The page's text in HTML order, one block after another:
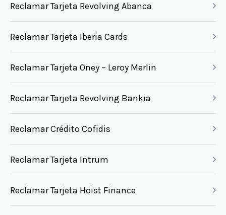
Reclamar Tarjeta Revolving Abanca
Reclamar Tarjeta Iberia Cards
Reclamar Tarjeta Oney – Leroy Merlin
Reclamar Tarjeta Revolving Bankia
Reclamar Crédito Cofidis
Reclamar Tarjeta Intrum
Reclamar Tarjeta Hoist Finance